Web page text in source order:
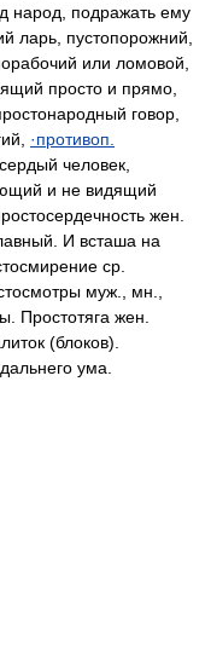
народ, подражать ему
ларь, пустопорожний,
или ломовой,
просто и прямо,
говор,
·противоп.
человек,
и не видящий
жен.
И всташа на
ср.
муж., мн.,
Простотяга жен.
(блоков).
ума.